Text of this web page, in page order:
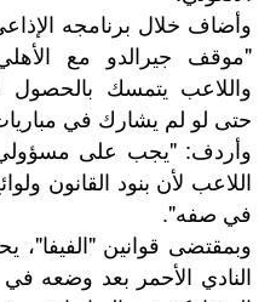
وأضاف خلال برنامجه
"موقف جيرالدو مع
واللاعب يتمسك بالحصول
حتى لو لم يشارك في
وأردف: "يجب على مسؤولي
اللاعب لأن بنود القانون
في صفه".
وبمقتضى قوانين "الفيفا"،
النادي الأحمر بعد وضعه